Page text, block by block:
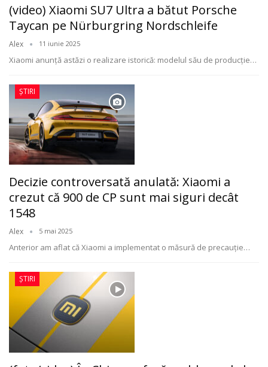
(video) Xiaomi SU7 Ultra a bătut Porsche
Taycan pe Nürburgring Nordschleife
Alex 11 iunie 2025
Xiaomi anunță astăzi o realizare istorică: modelul său de producție…
ȘTIRI
Decizie controversată anulată: Xiaomi a
crezut că 900 de CP sunt mai siguri decât
1548
Alex 5 mai 2025
Anterior am aflat că Xiaomi a implementat o măsură de precauție…
ȘTIRI